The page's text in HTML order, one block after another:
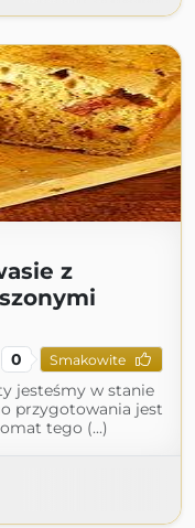
z
0 Smakowite
jesteśmy w stanie
przygotowania jest
tego (...)